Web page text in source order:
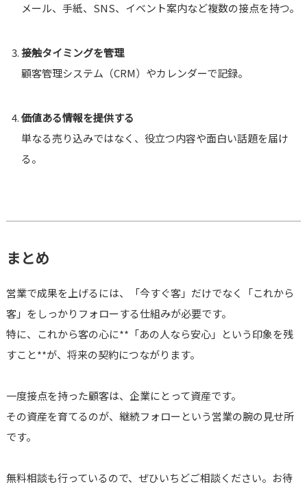
メール、手紙、SNS、イベント案内など複数の接点を持つ。
接触タイミングを管理
顧客管理システム（CRM）やカレンダーで記録。
価値ある情報を提供する
単なる売り込みではなく、役立つ内容や面白い話題を届け
る。
まとめ
営業で成果を上げるには、「今すぐ客」だけでなく「これから
客」をしっかりフォローする仕組みが必要です。
特に、これから客の心に**「あの人なら安心」という印象を残
すこと**が、将来の契約につながります。
一度接点を持った顧客は、企業にとって資産です。
その資産を育てるのが、継続フォローという営業の腕の見せ所
です。
無料相談も行っているので、ぜひいちどご相談ください。お待